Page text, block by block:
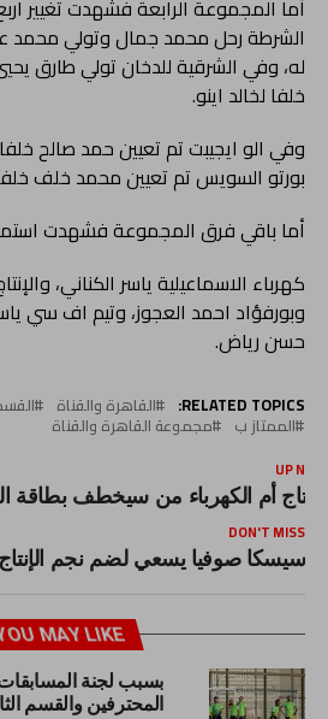
أما المجموعة الرابعة فشهدت تغيير
الشرطة رحل محمد جمال وتولي محمد
له، وفي الشرقية للدخان تولي طارق
خلفا لخالد اينو.
وفي الو ايجيبت تم تعيين حمد صالح
بورتو السويس تم تعيين محمد خلف
أما باقي فرق المجموعة فشهدت
كهرباء الاسماعيلية ياسر الكناني،
وبورفؤاد احمد العجوز، وتيم اف سي
حسن رياض.
RELATED TOPICS: القاهرة والقناة
الممتاز ب مجموعة القاهرة والقناة
UP
أم الكهرباء من سيخطف بطاقة
DON'T MISS
سيسكا صوفيا يسعي لضم نجم الإنتاج
MAY LIKE
بسبب لجنة
المحترفين والقسم